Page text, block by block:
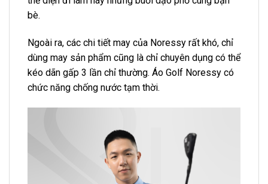
bè.
Ngoài ra, các chi tiết may của Noressy rất khó, chỉ
dùng may sản phẩm cũng là chỉ chuyên dụng có thể
kéo dãn gấp 3 lần chỉ thường. Áo Golf Noressy có
chức năng chống nước tạm thời.